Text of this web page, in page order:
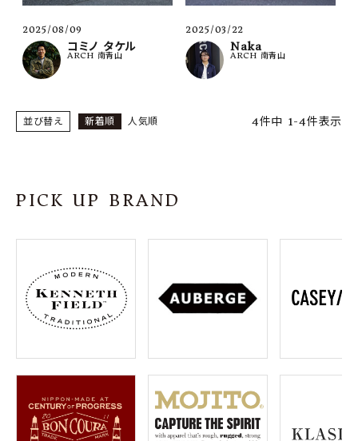
2025/08/09
コミノ タケル
ARCH 南青山
2025/03/22
Naka
ARCH 南青山
並び替え 新着順 人気順 4件中 1-4件表示
PICK UP BRAND